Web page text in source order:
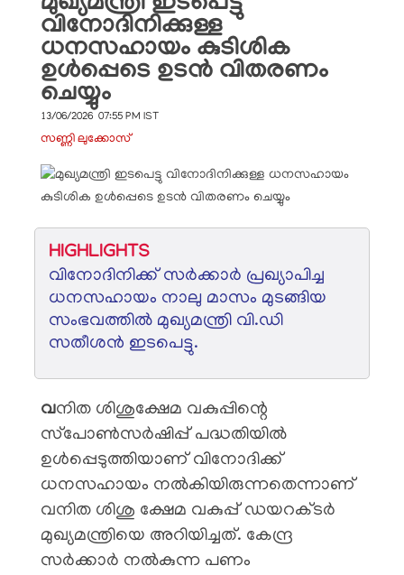
വിനോദിനിക്കുള്ള
ധനസഹായം കുടിശിക
ഉള്‍പ്പെടെ ഉടന്‍ വിതരണം
ചെയ്യും
13/06/2026 07:55 PM IST
സണ്ണി ലുക്കോസ്
HIGHLIGHTS
വിനോദിനിക്ക് സര്‍ക്കാര്‍ പ്രഖ്യാപിച്ച
ധനസഹായം നാലു മാസം മുടങ്ങിയ
സംഭവത്തില്‍ മുഖ്യമന്ത്രി വി.ഡി
സതീശന്‍ ഇടപെട്ടു.
വനിത ശിശുക്ഷേമ വകുപ്പിന്റെ
സ്‌പോണ്‍സര്‍ഷിപ്പ് പദ്ധതിയില്‍
ഉള്‍പ്പെടുത്തിയാണ് വിനോദിക്ക്
ധനസഹായം നല്‍കിയിരുന്നതെന്നാണ്
വനിത ശിശു ക്ഷേമ വകുപ്പ് ഡയറക്ടര്‍
മുഖ്യമന്ത്രിയെ അറിയിച്ചത്. കേന്ദ്ര
സര്‍ക്കാര്‍ നല്‍കുന്ന പണം